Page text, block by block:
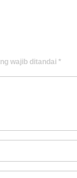
wajib ditandai *